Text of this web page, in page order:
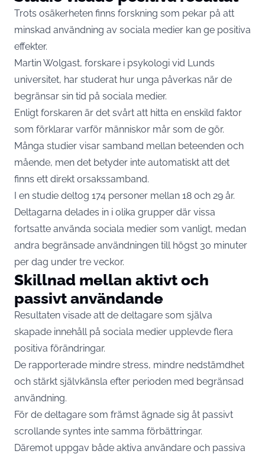
Trots osäkerheten finns forskning som pekar på att
minskad användning av sociala medier kan ge positiva
effekter.
Martin Wolgast, forskare i psykologi vid Lunds
universitet, har studerat hur unga påverkas när de
begränsar sin tid på sociala medier.
Enligt forskaren är det svårt att hitta en enskild faktor
som förklarar varför människor mår som de gör.
Många studier visar samband mellan beteenden och
mående, men det betyder inte automatiskt att det
finns ett direkt orsakssamband.
I en studie deltog 174 personer mellan 18 och 29 år.
Deltagarna delades in i olika grupper där vissa
fortsatte använda sociala medier som vanligt, medan
andra begränsade användningen till högst 30 minuter
per dag under tre veckor.
Skillnad mellan aktivt och
passivt användande
Resultaten visade att de deltagare som själva
skapade innehåll på sociala medier upplevde flera
positiva förändringar.
De rapporterade mindre stress, mindre nedstämdhet
och stärkt självkänsla efter perioden med begränsad
användning.
För de deltagare som främst ägnade sig åt passivt
scrollande syntes inte samma förbättringar.
Däremot uppgav både aktiva användare och passiva